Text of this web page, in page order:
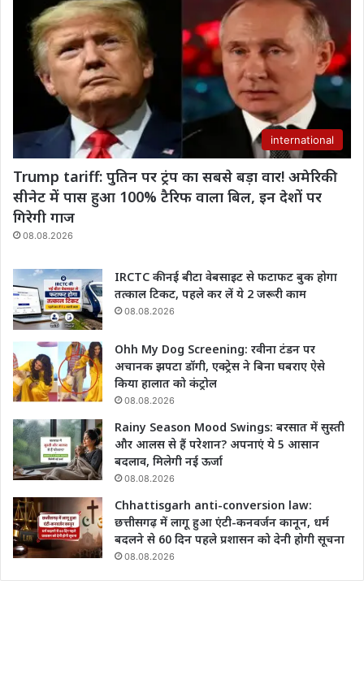
international
Trump tariff: पुतिन पर ट्रंप का सबसे बड़ा वार! अमेरिकी
सीनेट में पास हुआ 100% टैरिफ वाला बिल, इन देशों पर
गिरेगी गाज
08.08.2026
IRCTC की नई बीटा वेबसाइट से फटाफट बुक होगा
तत्काल टिकट, पहले कर लें ये 2 जरूरी काम
08.08.2026
Ohh My Dog Screening: रवीना टंडन पर
अचानक झपटा डॉगी, एक्ट्रेस ने बिना घबराए ऐसे
किया हालात को कंट्रोल
08.08.2026
Rainy Season Mood Swings: बरसात में सुस्ती
और आलस से हैं परेशान? अपनाएं ये 5 आसान
बदलाव, मिलेगी नई ऊर्जा
08.08.2026
Chhattisgarh anti-conversion law:
छत्तीसगढ़ में लागू हुआ एंटी-कनवर्जन कानून, धर्म
बदलने से 60 दिन पहले प्रशासन को देनी होगी सूचना
08.08.2026